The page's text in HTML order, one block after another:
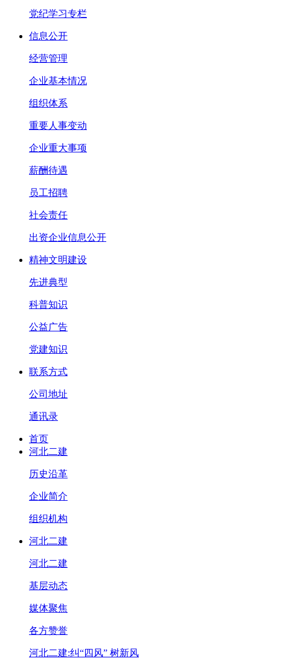
党纪学习专栏
信息公开
经营管理
企业基本情况
组织体系
重要人事变动
企业重大事项
薪酬待遇
员工招聘
社会责任
出资企业信息公开
精神文明建设
先进典型
科普知识
公益广告
党建知识
联系方式
公司地址
通讯录
首页
河北二建
历史沿革
企业简介
组织机构
河北二建
河北二建
基层动态
媒体聚焦
各方赞誉
河北二建:纠“四风” 树新风